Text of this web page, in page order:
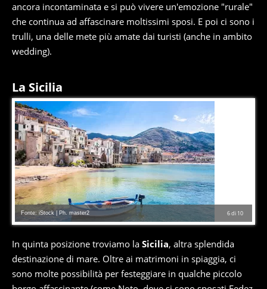
ancora incontaminata e si può vivere un'emozione "rurale"
che continua ad affascinare moltissimi sposi. E poi ci sono i
trulli, una delle mete più amate dai turisti (anche in ambito
wedding).
La Sicilia
6di 10
Fonte: iStock | Ph. master2
In quinta posizione troviamo la Sicilia, altra splendida
destinazione di mare. Oltre ai matrimoni in spiaggia, ci
sono molte possibilità per festeggiare in qualche piccolo